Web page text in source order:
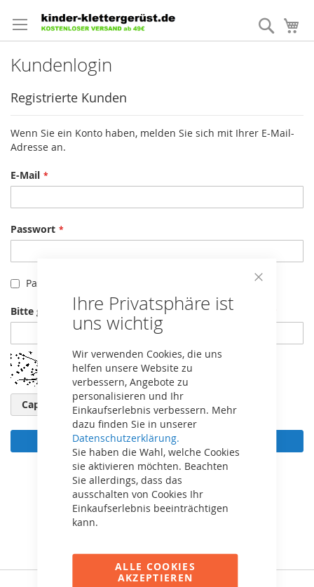
Ihre Privatsphäre ist
uns wichtig
Wir verwenden Cookies, die uns
helfen unsere Website zu
verbessern, Angebote zu
personalisieren und Ihr
Einkaufserlebnis verbessern. Mehr
dazu finden Sie in unserer
Datenschutzerklärung.
Sie haben die Wahl, welche Cookies
sie aktivieren möchten. Beachten
Sie allerdings, dass das
ausschalten von Cookies Ihr
Einkaufserlebnis beeinträchtigen
kann.
ALLE COOKIES
AKZEPTIEREN
zum
Inhalt
Suche
Kundenlogin
Registrierte Kunden
Wenn Sie ein Konto haben, melden Sie sich mit Ihrer E-Mail-
Adresse an.
E-Mail
Passwort
Passwort anzeigen
Bitte geben Sie die Buchstaben und Zahlen unten ein
Captcha neu laden
Anmelden
Passwort vergessen?